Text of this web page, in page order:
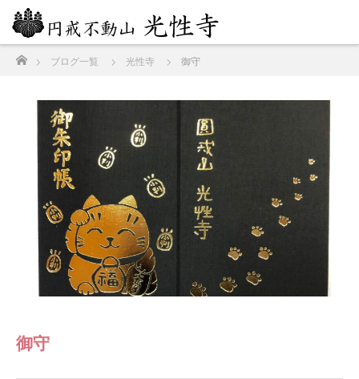
ブログ一覧 光性寺 御守
御守